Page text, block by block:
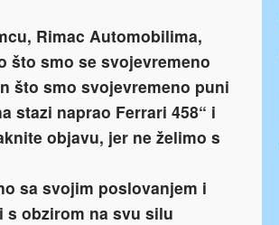
Rimac Automobilima,
što smo se svojevremeno
što smo svojevremeno puni
stazi naprao Ferrari 458“ i
objavu, jer ne želimo s
sa svojim poslovanjem i
s obzirom na svu silu